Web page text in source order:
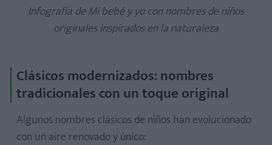
Infografía de Mi bebé y yo con nombres de niños
originales inspirados en la naturaleza
Clásicos modernizados: nombres
tradicionales con un toque original
Algunos nombres clásicos de niños han evolucionado
con un aire renovado y único: